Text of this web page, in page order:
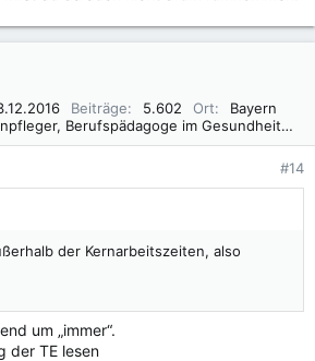
Beiträge 5.602 Ort
Bayern
Krankenpfleger, Berufspädagoge im Gesundheitswesen B. A.
#14
der Kernarbeitszeiten, also
um „immer“.
der TE lesen